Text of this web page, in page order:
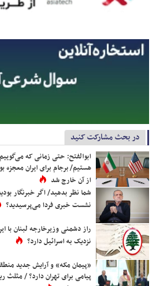
در بحث مشارکت کنید
ابوالفتح: حتی زمانی که
هستیم/ برجام برای ایران معجزه
از آن خارج شد
شما نظر بدهید/ اگر خبرنگار
نشست خبری فردا می‌پرسیدید؟
راز دشمنی وزیرخارجه لبنان
نزدیک به اسرائیل دارد؟
«پیمان مکه» و آرایش جدید
پیامی برای تهران دارد؟ / مثلث